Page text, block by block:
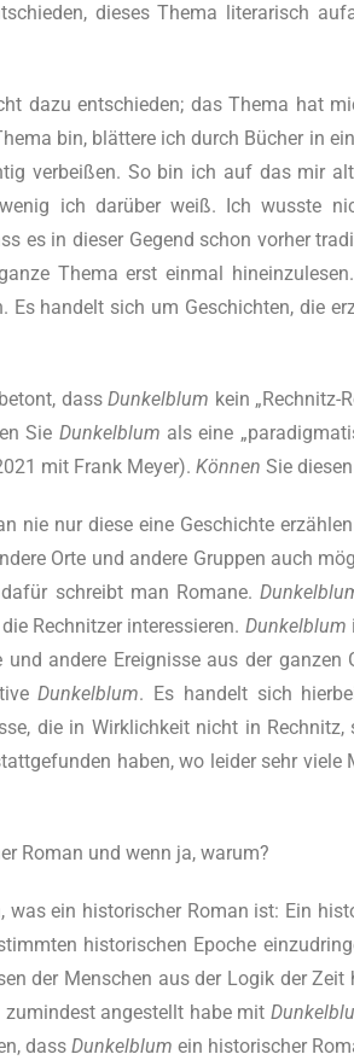
die­ses The­ma lite­ra­risch
dazu ent­schie­den; das The­ma hat
bin, blättere ich durch Bücher in
ver­bei­ßen. So bin ich auf das mir
ich darüber weiß. Ich wuss­te
es in die­ser Gegend schon vor­her
The­ma erst ein­mal
Es han­delt sich um Geschich­ten, die
dassDun­kel­blum kein
Sie Dun­kel­blum als eine
mit Frank Mey­er).KönnenSie
nie nur die­se eine Geschich­te
Orte und ande­re Grup­pen auch
schreibt man Roma­ne.
Rech­nit­zer inter­es­sie­ren. Dun­kel­blum
ande­re Ereig­nis­se aus der gan­zen
Dun­kel­blum. Es han­delt sich
die in Wirk­lich­keit nicht in
haben, wo lei­der sehr
Roman und wenn ja, warum?
ein his­to­ri­scher Roman ist: Ein
his­to­ri­schen Epo­che
der Men­schen aus der Logik der
ange­stellt habe mit
dassDun­kel­blumein his­to­ri­scher